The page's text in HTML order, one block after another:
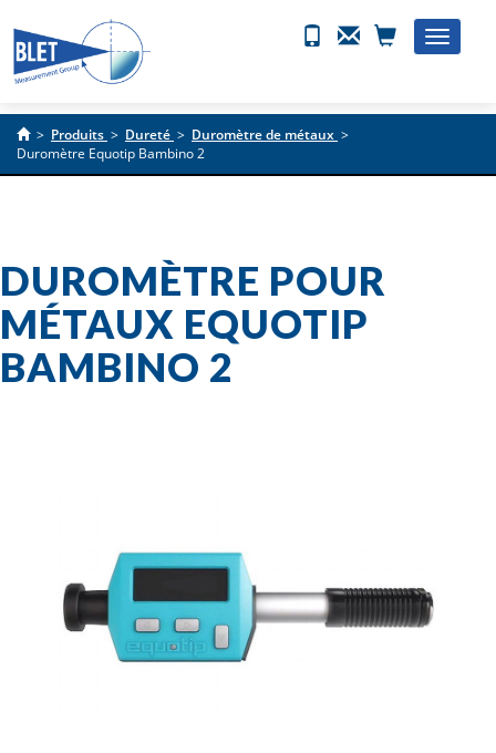
Toggle
> Produits > Dureté > Duromètre de métaux >
Duromètre Equotip Bambino 2
DUROMÈTRE POUR
MÉTAUX EQUOTIP
BAMBINO 2